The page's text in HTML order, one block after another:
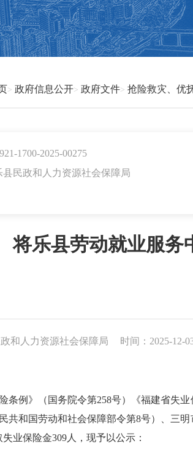
政府信息公开 政府文件 抢险救灾、优
1700-2025-00275
县民政和人力资源社会保障局
将乐县劳动就业服务
和人力资源社会保障局 时间：2025-12-
例》（国务院令第258号）《福建省失业
共和国劳动和社会保障部令第8号）、三
业保险金309人，现予以公示：